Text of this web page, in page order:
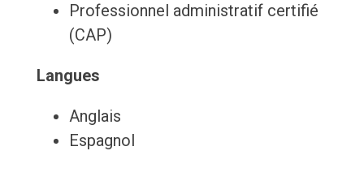
Professionnel administratif certifié
(CAP)
Langues
Anglais
Espagnol